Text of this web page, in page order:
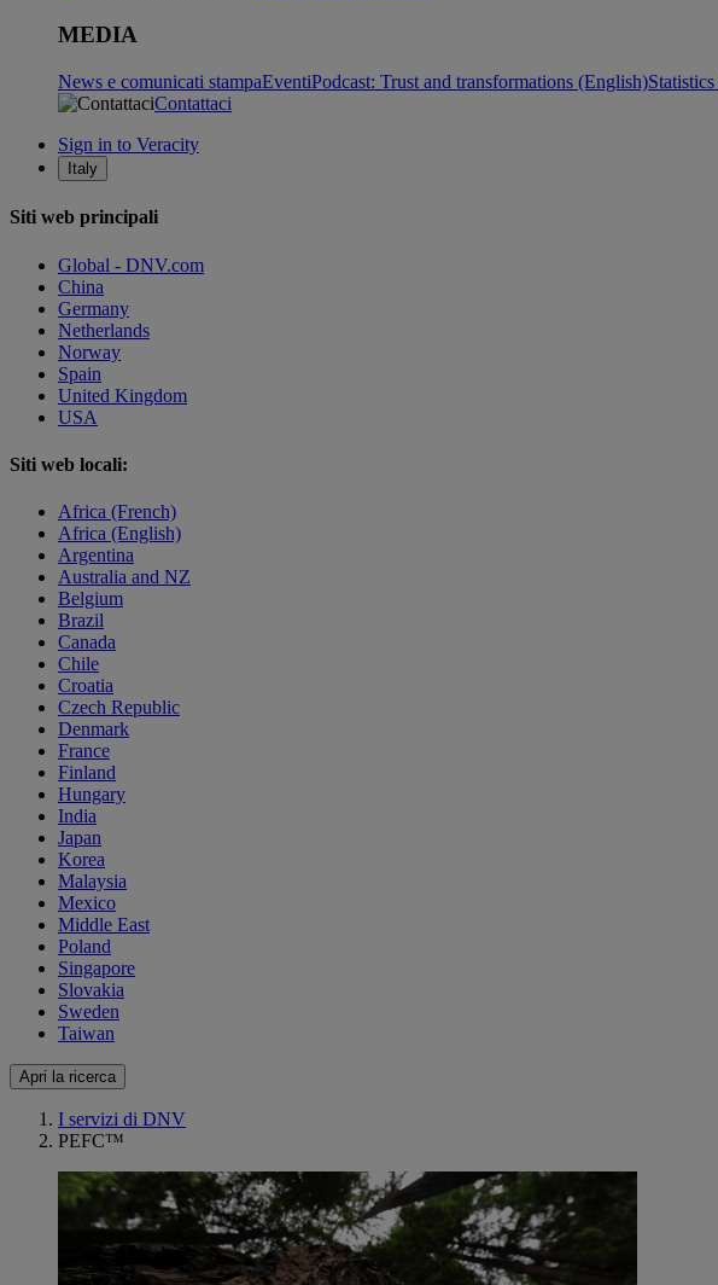
MEDIA
News e comunicati stampaEventiPodcast: Trust and transformations (English)
Contattaci
Sign in to Veracity
Italy
Siti web principali
Global - DNV.com
China
Germany
Netherlands
Norway
Spain
United Kingdom
USA
Siti web locali:
Africa (French)
Africa (English)
Argentina
Australia and NZ
Belgium
Brazil
Canada
Chile
Croatia
Czech Republic
Denmark
France
Finland
Hungary
India
Japan
Korea
Malaysia
Mexico
Middle East
Poland
Singapore
Slovakia
Sweden
Taiwan
Apri la ricerca
I servizi di DNV
PEFC™